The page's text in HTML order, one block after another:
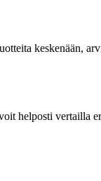
keskenään,
helposti vertailla